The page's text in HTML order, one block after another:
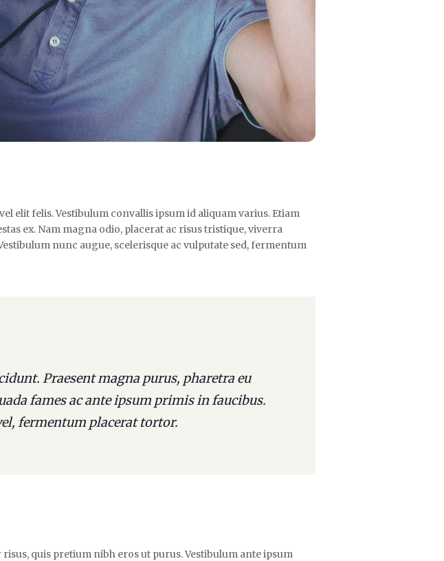
elit felis. Vestibulum convallis ipsum id aliquam varius. Etiam
ex. Nam magna odio, placerat ac risus tristique, viverra
nunc augue, scelerisque ac vulputate sed, fermentum
Praesent magna purus, pharetra eu
fames ac ante ipsum primis in faucibus.
fermentum placerat tortor.
quis pretium nibh eros ut purus. Vestibulum ante ipsum